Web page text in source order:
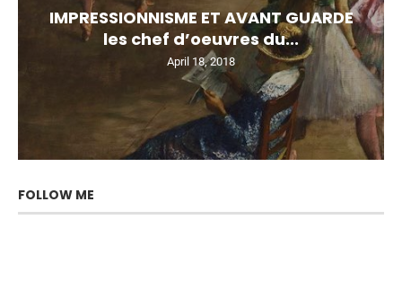
IMPRESSIONNISME ET AVANT GUARDE
les chef d’oeuvres du...
April 18, 2018
FOLLOW ME